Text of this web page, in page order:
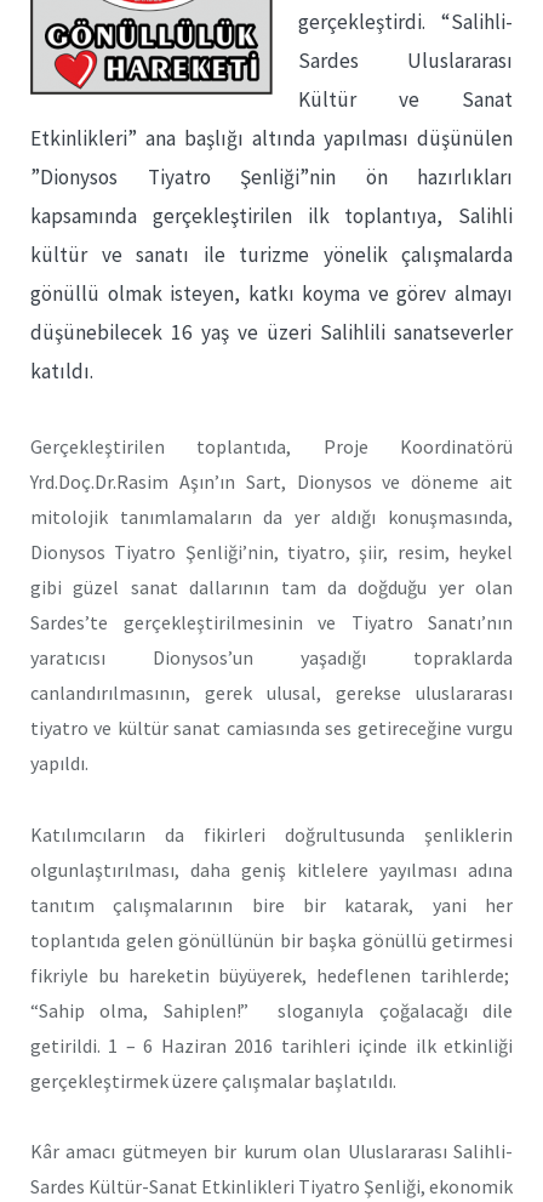
gerçekleştirdi. “Salihli-
Sardes Uluslararası
Kültür ve Sanat
Etkinlikleri” ana başlığı altında yapılması düşünülen
”Dionysos Tiyatro Şenliği”nin ön hazırlıkları
kapsamında gerçekleştirilen ilk toplantıya, Salihli
kültür ve sanatı ile turizme yönelik çalışmalarda
gönüllü olmak isteyen, katkı koyma ve görev almayı
düşünebilecek 16 yaş ve üzeri Salihlili sanatseverler
katıldı.
Gerçekleştirilen toplantıda, Proje Koordinatörü
Yrd.Doç.Dr.Rasim Aşın’ın Sart, Dionysos ve döneme ait
mitolojik tanımlamaların da yer aldığı konuşmasında,
Dionysos Tiyatro Şenliği’nin, tiyatro, şiir, resim, heykel
gibi güzel sanat dallarının tam da doğduğu yer olan
Sardes’te gerçekleştirilmesinin ve Tiyatro Sanatı’nın
yaratıcısı Dionysos’un yaşadığı topraklarda
canlandırılmasının, gerek ulusal, gerekse uluslararası
tiyatro ve kültür sanat camiasında ses getireceğine vurgu
yapıldı.
Katılımcıların da fikirleri doğrultusunda şenliklerin
olgunlaştırılması, daha geniş kitlelere yayılması adına
tanıtım çalışmalarının bire bir katarak, yani her
toplantıda gelen gönüllünün bir başka gönüllü getirmesi
fikriyle bu hareketin büyüyerek, hedeflenen tarihlerde;
“Sahip olma, Sahiplen!” sloganıyla çoğalacağı dile
getirildi. 1 – 6 Haziran 2016 tarihleri içinde ilk etkinliği
gerçekleştirmek üzere çalışmalar başlatıldı.
Kâr amacı gütmeyen bir kurum olan Uluslararası Salihli-
Sardes Kültür-Sanat Etkinlikleri Tiyatro Şenliği, ekonomik